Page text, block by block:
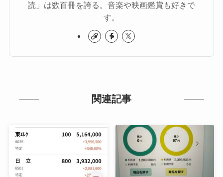
読」は数百冊を誇る。音楽や映画鑑賞も好きで
す。
関連記事